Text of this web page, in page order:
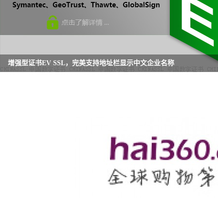
增强型证书EV SSL，完美支持地址栏显示中文企业名称